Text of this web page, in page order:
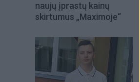
naujų įprastų kainų
skirtumus „Maximoje“